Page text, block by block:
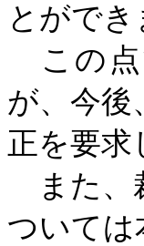
とができ
この点
が、今後
正を要求
また、
ついては